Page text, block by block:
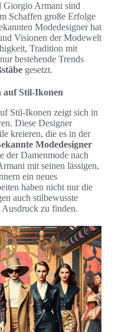
Giorgio Armani sind
Schaffen große Erfolge
Modedesigner hat
Visionen der Modewelt
Tradition mit
bestehende Trends
gesetzt.
auf Stil-Ikonen
Stil-Ikonen zeigt sich in
Diese Designer
kreieren, die es in der
Modedesigner
der Damenmode nach
mit seinen lässigen,
ein neues
haben nicht nur die
auch stilbewusste
zu finden.